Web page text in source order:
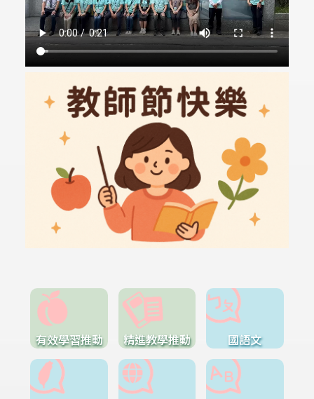
有效學習推動 精進教學推動 國語文